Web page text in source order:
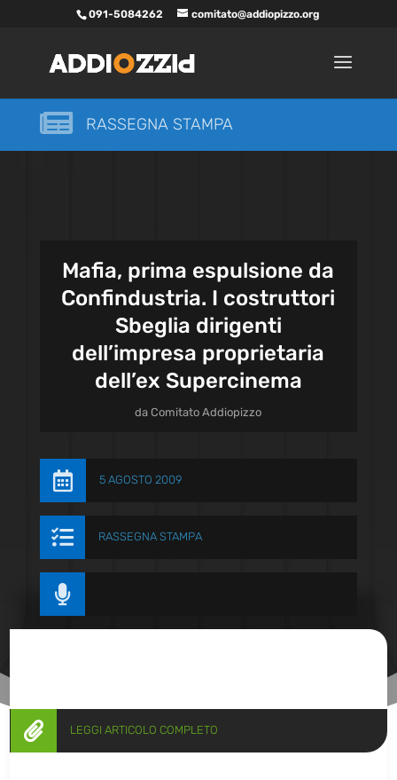
091-5084262 comitato@addiopizzo.org
 RASSEGNA STAMPA
Mafia, prima espulsione da
Confindustria. I costruttori
Sbeglia dirigenti
dell’impresa proprietaria
dell’ex Supercinema
daComitato Addiopizzo
 5 AGOSTO 2009
 RASSEGNA STAMPA

 LEGGI ARTICOLO COMPLETO